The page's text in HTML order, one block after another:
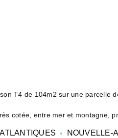
T4 de 104m2 sur une parcelle
cotée, entre mer et montagne,
NOUVELLE-